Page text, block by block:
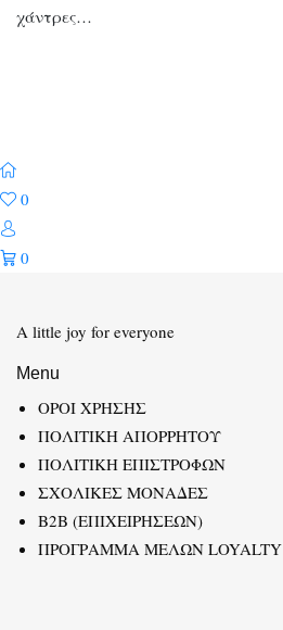
χάντρες…
0
0
A little joy for everyone
Menu
ΟΡΟΙ ΧΡΗΣΗΣ
ΠΟΛΙΤΙΚΗ ΑΠΟΡΡΗΤΟΥ
ΠΟΛΙΤΙΚΗ ΕΠΙΣΤΡΟΦΩΝ
ΣΧΟΛΙΚΕΣ ΜΟΝΑΔΕΣ
B2B (ΕΠΙΧΕΙΡΗΣΕΩΝ)
ΠΡΟΓΡΑΜΜΑ ΜΕΛΩΝ LOYALTY